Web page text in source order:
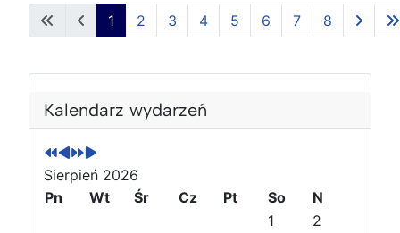
1 2 3 4 5 6 7 8
Kalendarz wydarzeń
P
p
z
e
d
P
p
z
e
d
N
s
ę
p
N
s
ę
p
n
Sierpień 2026
Pn
Wt Śr Cz Pt So
N
1
2